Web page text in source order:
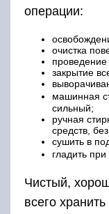
операции:
очистка
закрытие
машинная
сильный;
ручная
средств,
сушить в
гладить
Чистый,
всего